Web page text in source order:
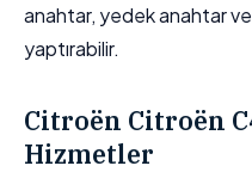
anahtar, yedek anahtar
yaptırabilir.
Citroën Citroën
Hizmetler